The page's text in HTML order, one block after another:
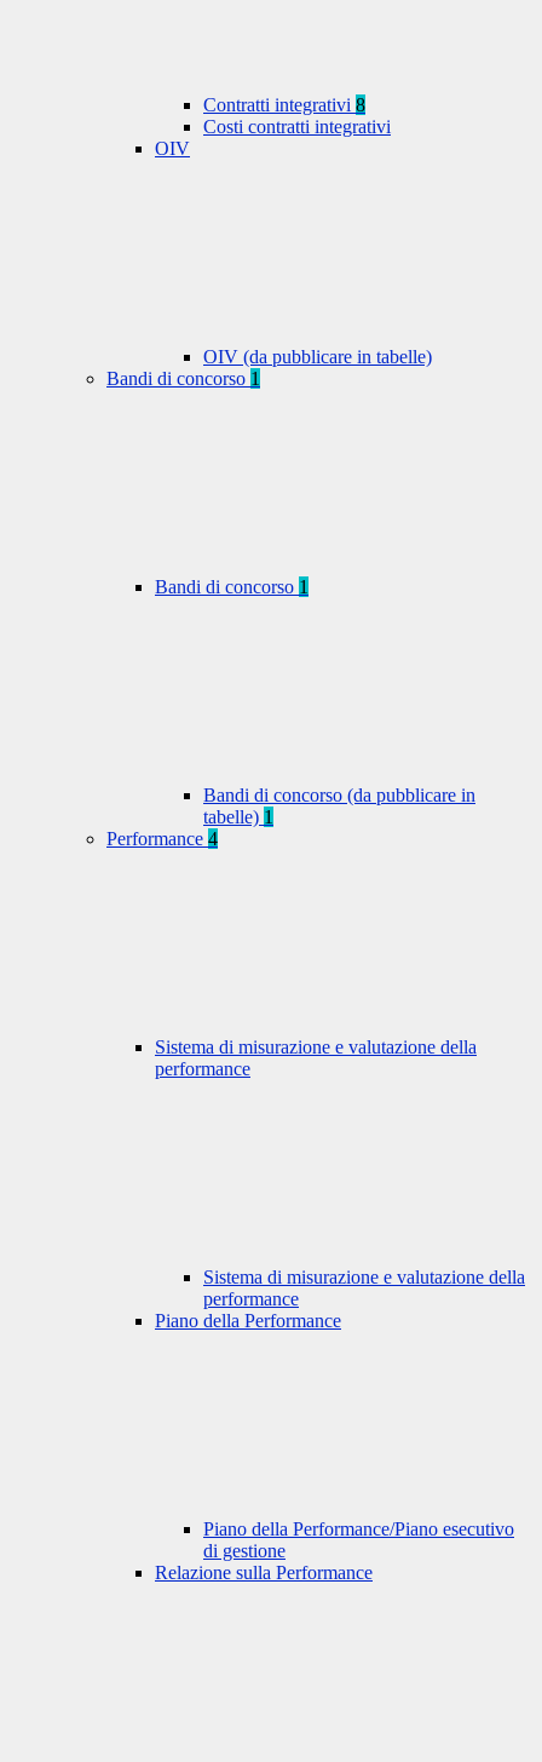
Contratti integrativi 8
Costi contratti integrativi
OIV
OIV (da pubblicare in tabelle)
Bandi di concorso 1
Bandi di concorso 1
Bandi di concorso (da pubblicare in
tabelle) 1
Performance 4
Sistema di misurazione e valutazione della
performance
Sistema di misurazione e valutazione della
performance
Piano della Performance
Piano della Performance/Piano esecutivo
di gestione
Relazione sulla Performance